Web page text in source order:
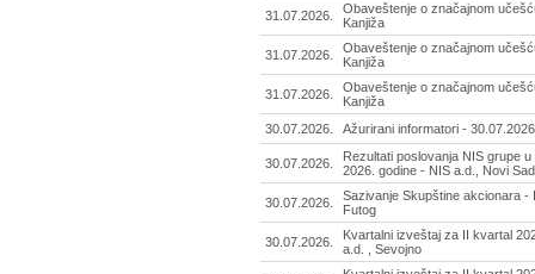
31.07.2026.
Obaveštenje o značajnom
Kanjiža
31.07.2026.
Obaveštenje o značajnom
Kanjiža
31.07.2026.
Obaveštenje o značajnom
Kanjiža
30.07.2026.
Ažurirani informatori - 30.07.2026
30.07.2026.
Rezultati poslovanja NIS grupe
2026. godine - NIS a.d., Novi Sad
30.07.2026.
Sazivanje Skupštine akcionara -
Futog
30.07.2026.
Kvartalni izveštaj za II kvartal
a.d. , Sevojno